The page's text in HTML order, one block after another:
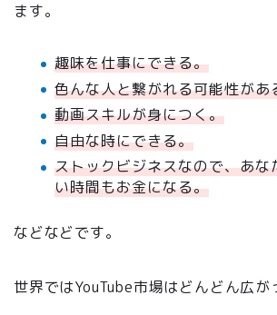
ます。
趣味を仕事にできる。
色んな人と繋がれる可能性があ
動画スキルが身につく。
自由な時にできる。
ストックビジネスなので、あな
い時間もお金になる。
などなどです。
世界ではYouTube市場はどんどん広が